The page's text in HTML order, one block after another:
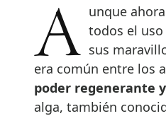
Aunque ahora esté en boca de todos el
sus
era común entre los
poder regenerante
alga, también